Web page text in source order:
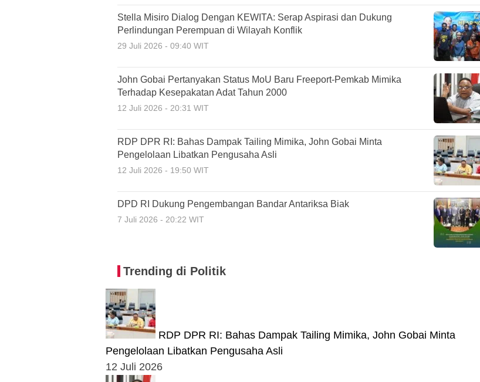
Stella Misiro Dialog Dengan KEWITA: Serap Aspirasi dan Dukung
Perlindungan Perempuan di Wilayah Konflik
29 Juli 2026 - 09:40 WIT
John Gobai Pertanyakan Status MoU Baru Freeport-Pemkab Mimika
Terhadap Kesepakatan Adat Tahun 2000
12 Juli 2026 - 20:31 WIT
RDP DPR RI: Bahas Dampak Tailing Mimika, John Gobai Minta
Pengelolaan Libatkan Pengusaha Asli
12 Juli 2026 - 19:50 WIT
DPD RI Dukung Pengembangan Bandar Antariksa Biak
7 Juli 2026 - 20:22 WIT
Trending di Politik
RDP DPR RI: Bahas Dampak Tailing Mimika, John Gobai Minta
Pengelolaan Libatkan Pengusaha Asli
12 Juli 2026